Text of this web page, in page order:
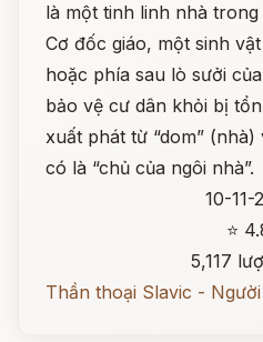
là một tinh linh nhà
Cơ đốc giáo, một sinh
hoặc phía sau lò sưởi
bảo vệ cư dân khỏi bị
xuất phát từ “dom”
có là “chủ của ngôi nhà”.
10-11-
⭐
5,117
Thần thoại Slavic -